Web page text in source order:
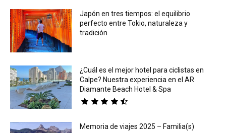
Japón en tres tiempos: el equilibrio
perfecto entre Tokio, naturaleza y
tradición
¿Cuál es el mejor hotel para ciclistas en
Calpe? Nuestra experiencia en el AR
Diamante Beach Hotel & Spa
Memoria de viajes 2025 – Familia(s)